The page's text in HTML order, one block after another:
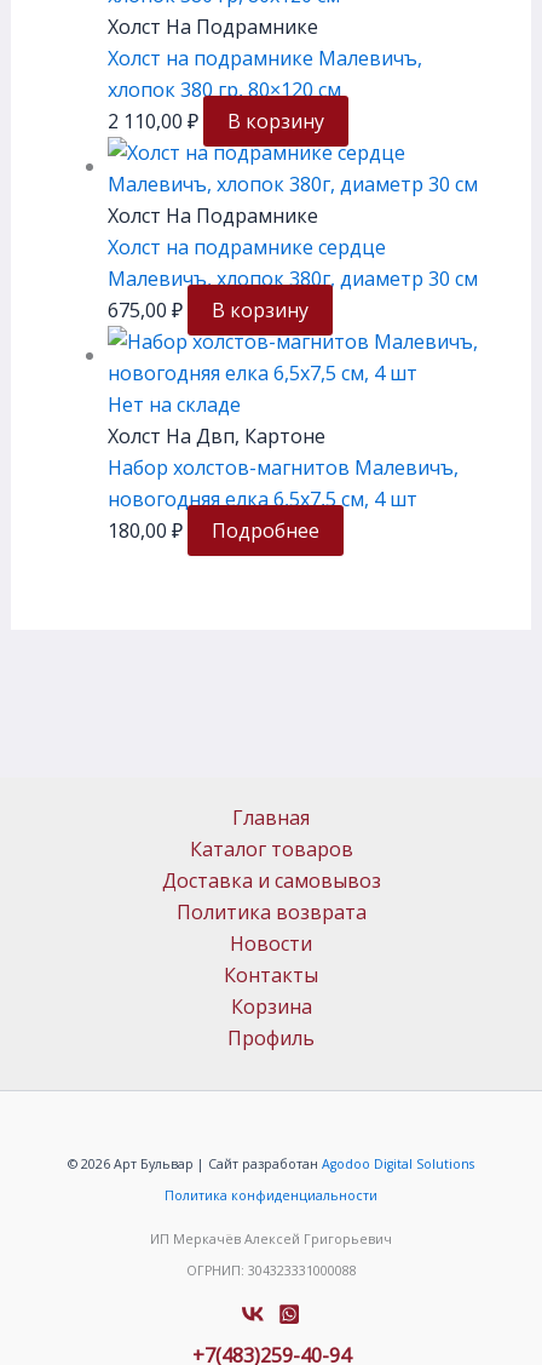
Холст На Подрамнике
Холст на подрамнике Малевичъ,
хлопок 380 гр, 80×120 см
2 110,00 ₽ В корзину
Холст На Подрамнике
Холст на подрамнике сердце
Малевичъ, хлопок 380г, диаметр 30 см
675,00 ₽ В корзину
Нет на складе
Холст На Двп, Картоне
Набор холстов-магнитов Малевичъ,
новогодняя елка 6,5х7,5 см, 4 шт
180,00 ₽ Подробнее
Главная
Каталог товаров
Доставка и самовывоз
Политика возврата
Новости
Контакты
Корзина
Профиль
© 2026 Арт Бульвар | Сайт разработан Agodoo Digital Solutions
Политика конфиденциальности
ИП Меркачёв Алексей Григорьевич
ОГРНИП: 304323331000088
+7(483)259-40-94